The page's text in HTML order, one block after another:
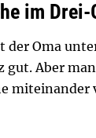
im
Oma
gut. Aber
miteinander